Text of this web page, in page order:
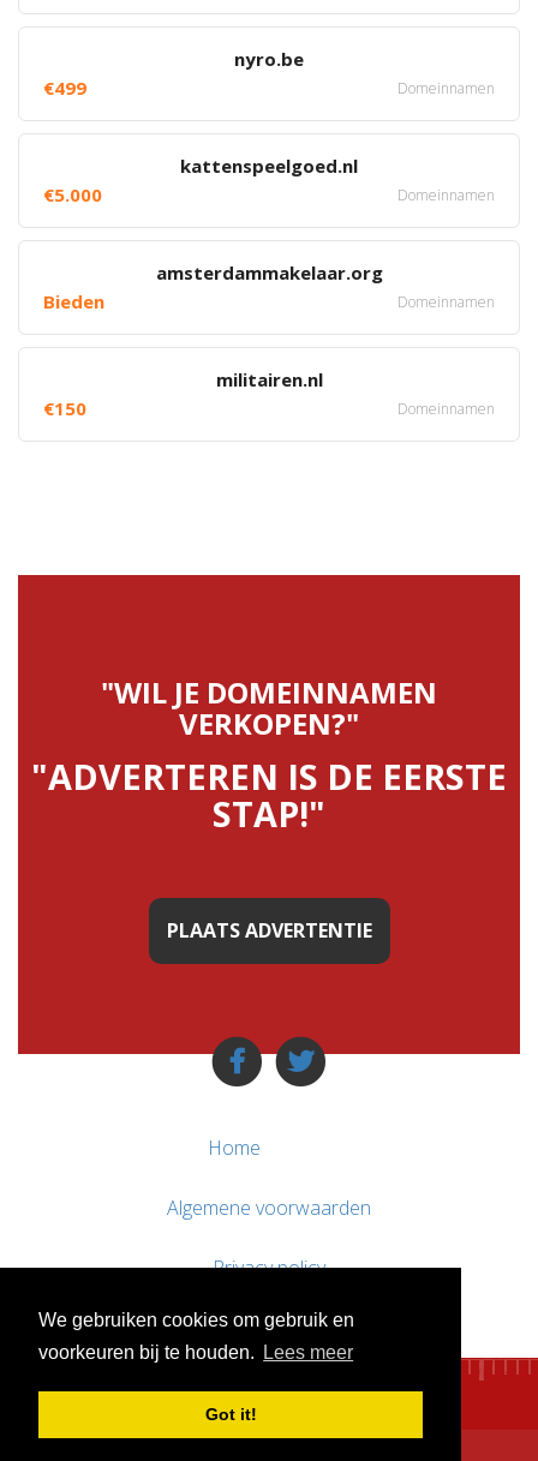
We gebruiken cookies om gebruik en
voorkeuren bij te houden.
Lees meer
Got it!
nyro.be
€499
Domeinnamen
kattenspeelgoed.nl
€5.000
Domeinnamen
amsterdammakelaar.org
Bieden
Domeinnamen
militairen.nl
€150
Domeinnamen
"WIL JE DOMEINNAMEN
VERKOPEN?"
"ADVERTEREN IS DE EERSTE
STAP!"
PLAATS ADVERTENTIE
Home
Algemene voorwaarden
Privacy policy
Contact / Support